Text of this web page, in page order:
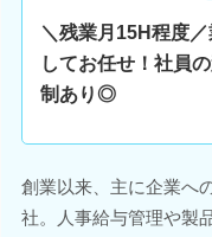
＼残業月15H程度
してお任せ！社員
制あり◎
創業以来、主に企業へ
社。人事給与管理や製